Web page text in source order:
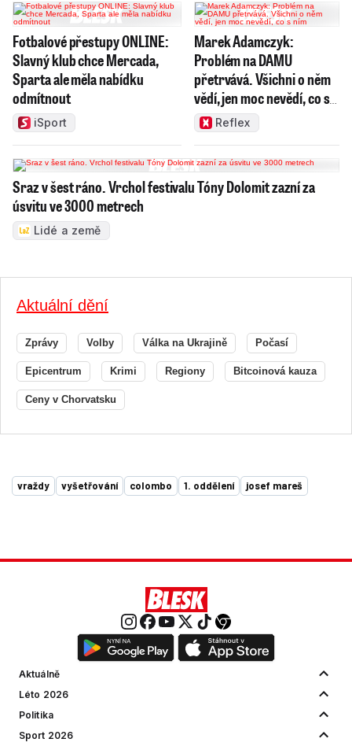
Fotbalové přestupy ONLINE:
Slavný klub chce Mercada,
Sparta ale měla nabídku
odmítnout
iSport
Marek Adamczyk:
Problém na DAMU
přetrvává. Všichni o něm
vědí, jen moc nevědí, co s
nímReflex
Sraz v šest ráno. Vrchol festivalu Tóny Dolomit zazní za
úsvitu ve 3000 metrech
Lidé a země
Aktuální dění
Zprávy Volby Válka na Ukrajině Počasí
Epicentrum Krimi Regiony Bitcoinová kauza
Ceny v Chorvatsku
vraždy vyšetřování colombo 1. oddělení josef mareš
Aktuálně
Léto 2026
Politika
Sport 2026